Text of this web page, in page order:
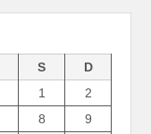
S
D
1
2
8
9